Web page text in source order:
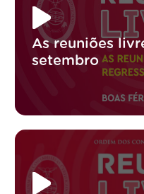
As reuniões
setembro